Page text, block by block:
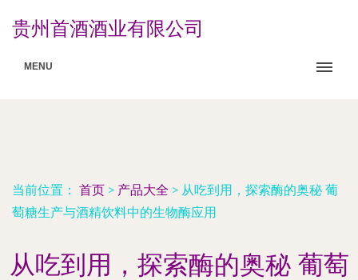
贵州首酒酒业有限公司
MENU
当前位置： 首页 > 产品大全 > 从吃到用，探索酶的奥秘 葡
萄糖生产与酒精饮料中的生物酶应用
从吃到用，探索酶的奥秘 葡萄